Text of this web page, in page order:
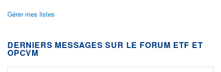
Gérer mes listes
DERNIERS MESSAGES SUR LE FORUM ETF ET
OPCVM